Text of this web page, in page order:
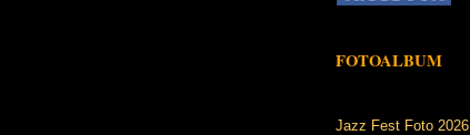
FOTOALBUM
Jazz Fest Foto 2026